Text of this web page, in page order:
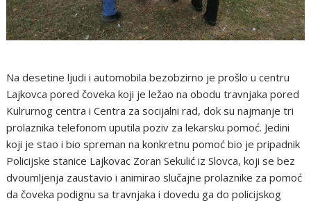
Na desetine ljudi i automobila bezobzirno je prošlo u centru
Lajkovca pored čoveka koji je ležao na obodu travnjaka pored
Kulrurnog centra i Centra za socijalni rad, dok su najmanje tri
prolaznika telefonom uputila poziv za lekarsku pomoć. Jedini
koji je stao i bio spreman na konkretnu pomoć bio je pripadnik
Policijske stanice Lajkovac Zoran Sekulić iz Slovca, koji se bez
dvoumljenja zaustavio i animirao slučajne prolaznike za pomoć
da čoveka podignu sa travnjaka i dovedu ga do policijskog